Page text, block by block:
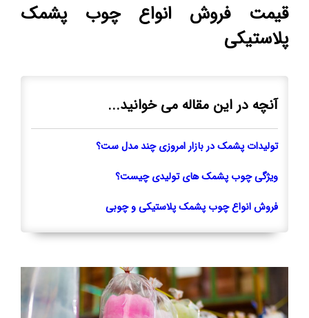
قیمت فروش انواع چوب پشمک
پلاستیکی
آنچه در این مقاله می خوانید...
تولیدات پشمک در بازار امروزی چند مدل ست؟
ویژگی چوب پشمک های تولیدی چیست؟
فروش انواع چوب پشمک پلاستیکی و چوبی